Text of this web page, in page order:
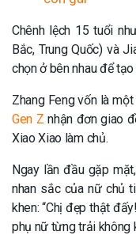
Chênh lệch 15 tuổi
Bắc, Trung Quốc) và
chọn ở bên nhau để
Zhang Feng vốn là
Gen Z nhận đơn giao
Xiao Xiao làm chủ.
Ngay lần đầu gặp
nhan sắc của nữ chủ
khen: “Chị đẹp thật
phụ nữ từng trải không